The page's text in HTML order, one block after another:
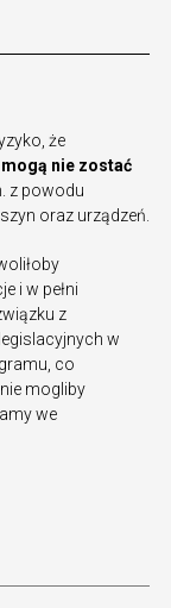
że
mogą nie zostać
z powodu
oraz urządzeń.
i w pełni
z
w
co
mogliby
we